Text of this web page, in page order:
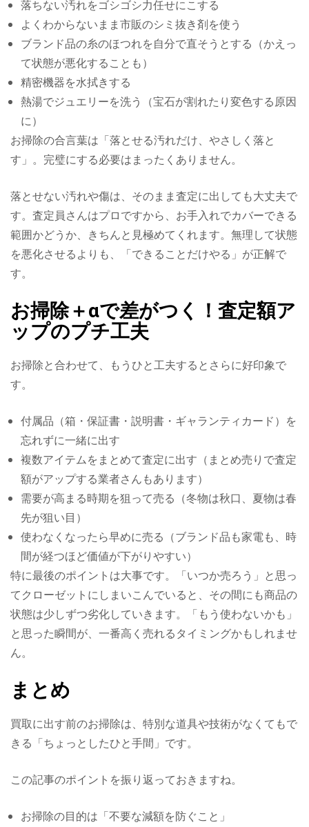
落ちない汚れをゴシゴシ力任せにこする
よくわからないまま市販のシミ抜き剤を使う
ブランド品の糸のほつれを自分で直そうとする（かえっ
て状態が悪化することも）
精密機器を水拭きする
熱湯でジュエリーを洗う（宝石が割れたり変色する原因
に）
お掃除の合言葉は「落とせる汚れだけ、やさしく落と
す」。完璧にする必要はまったくありません。
落とせない汚れや傷は、そのまま査定に出しても大丈夫で
す。査定員さんはプロですから、お手入れでカバーできる
範囲かどうか、きちんと見極めてくれます。無理して状態
を悪化させるよりも、「できることだけやる」が正解で
す。
お掃除＋αで差がつく！査定額ア
ップのプチ工夫
お掃除と合わせて、もうひと工夫するとさらに好印象で
す。
付属品（箱・保証書・説明書・ギャランティカード）を
忘れずに一緒に出す
複数アイテムをまとめて査定に出す（まとめ売りで査定
額がアップする業者さんもあります）
需要が高まる時期を狙って売る（冬物は秋口、夏物は春
先が狙い目）
使わなくなったら早めに売る（ブランド品も家電も、時
間が経つほど価値が下がりやすい）
特に最後のポイントは大事です。「いつか売ろう」と思っ
てクローゼットにしまいこんでいると、その間にも商品の
状態は少しずつ劣化していきます。「もう使わないかも」
と思った瞬間が、一番高く売れるタイミングかもしれませ
ん。
まとめ
買取に出す前のお掃除は、特別な道具や技術がなくてもで
きる「ちょっとしたひと手間」です。
この記事のポイントを振り返っておきますね。
お掃除の目的は「不要な減額を防ぐこと」